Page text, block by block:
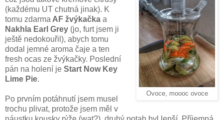
Ovoce, moooc ovoce
(každému UT chutná jinak). K
tomu zdarma AF žvýkačka a
Nakhla Earl Grey (jo, furt jsem ji
ještě nedokouřil), abych tomu
dodal jemné aroma čaje a ten
fresh ocas ze žvýkačky. Poslední
pán na holení je Start Now Key
Lime Pie.
Po prvním potáhnutí jsem musel
trochu plivat, protože jsem měl v